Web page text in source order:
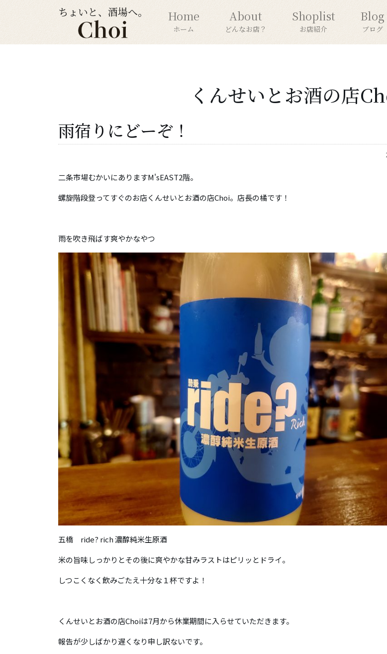
ちょいと、酒場へ。 Home
ホーム
About
どんなお店？
Shoplist
お店紹介
Blog
ブログ
くんせいとお酒の店
雨宿りにどーぞ！
二条市場むかいにありますM'sEAST2階。
螺旋階段登ってすぐのお店くんせいとお酒の店Choi。店長の橘です！
雨を吹き飛ばす爽やかなやつ
五橋 ride? rich 濃醇純米生原酒
米の旨味しっかりとその後に爽やかな甘みラストはピリッとドライ。
しつこくなく飲みごたえ十分な１杯ですよ！
くんせいとお酒の店Choiは7月から休業期間に入らせていただきます。
報告が少しばかり遅くなり申し訳ないです。